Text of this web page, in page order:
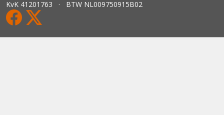
KvK 41201763 · BTW NL009750915B02